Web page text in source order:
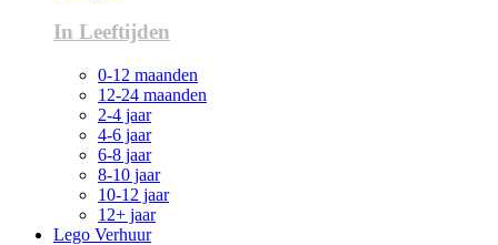
In Leeftijden
0-12 maanden
12-24 maanden
2-4 jaar
4-6 jaar
6-8 jaar
8-10 jaar
10-12 jaar
12+ jaar
Lego Verhuur